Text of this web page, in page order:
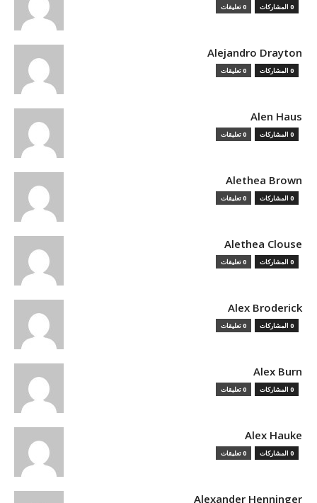
0 المشاركات 0 تعليقات
Alejandro Drayton
0 المشاركات 0 تعليقات
Alen Haus
0 المشاركات 0 تعليقات
Alethea Brown
0 المشاركات 0 تعليقات
Alethea Clouse
0 المشاركات 0 تعليقات
Alex Broderick
0 المشاركات 0 تعليقات
Alex Burn
0 المشاركات 0 تعليقات
Alex Hauke
0 المشاركات 0 تعليقات
Alexander Henninger